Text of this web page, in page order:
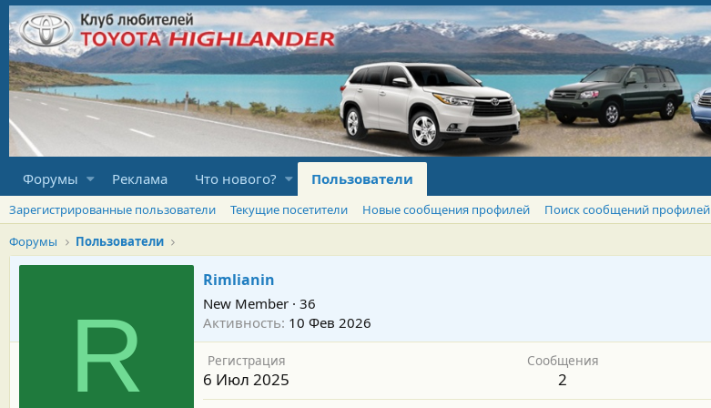
Форумы Реклама Что нового? Пользователи
Зарегистрированные пользователи Текущие посетители Новые сообщения профилей
Поиск сообщений профилей
Форумы
Пользователи
R
Rimlianin
New Member · 36
Активность 10 Фев 2026
Регистрация
6 Июл 2025
Сообщения
2